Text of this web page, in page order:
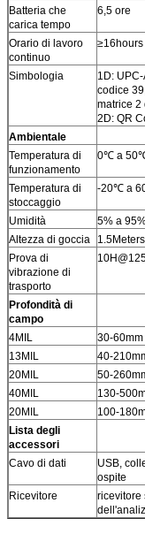
Batteria che
carica tempo
6,5 ore
Orario di lavoro
continuo
≥16hours
Simbologia
1D:
codice
matrice 2
2D: QR
Ambientale
Temperatura di
funzionamento
0℃ a
Temperatura di
stoccaggio
-20℃ a
Umidità
5% a
Altezza di goccia
1.5Meters
Prova di
vibrazione di
trasporto
Profondità di
campo
4MIL
30-
13MIL
40-
20MIL
50-
40MIL
130-
20MIL
100-
Lista degli
accessori
Cavo di dati
USB,
ospite
Ricevitore
ricevitore